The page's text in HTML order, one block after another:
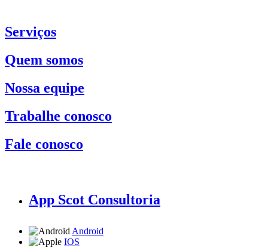
Serviços
Quem somos
Nossa equipe
Trabalhe conosco
Fale conosco
App Scot Consultoria
Android
IOS